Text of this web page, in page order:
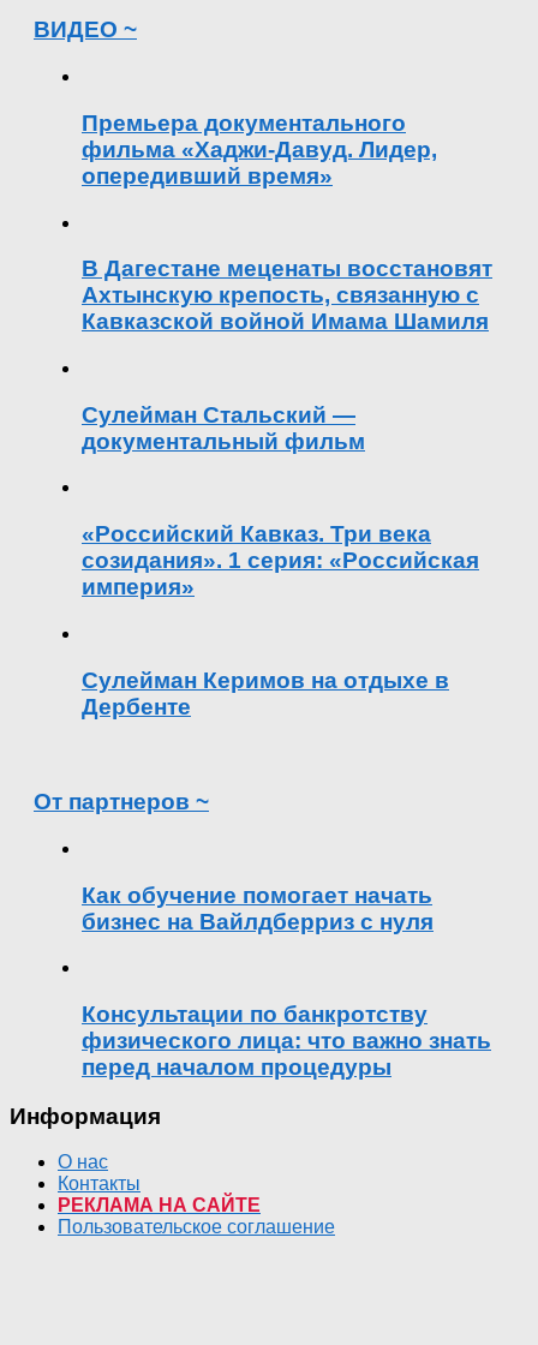
ВИДЕО ~
Премьера документального
фильма «Хаджи-Давуд. Лидер,
опередивший время»
В Дагестане меценаты восстановят
Ахтынскую крепость, связанную с
Кавказской войной Имама Шамиля
Сулейман Стальский —
документальный фильм
«Российский Кавказ. Три века
созидания». 1 серия: «Российская
империя»
Сулейман Керимов на отдыхе в
Дербенте
От партнеров ~
Как обучение помогает начать
бизнес на Вайлдберриз с нуля
Консультации по банкротству
физического лица: что важно знать
перед началом процедуры
Информация
О нас
Контакты
РЕКЛАМА НА САЙТЕ
Пользовательское соглашение